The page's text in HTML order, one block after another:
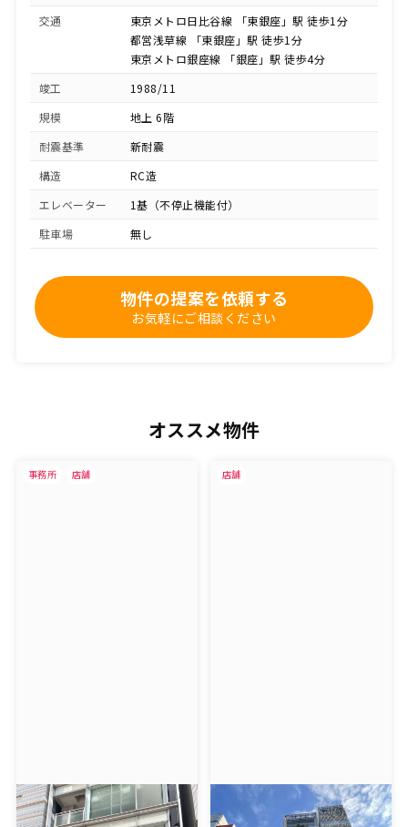
交通
東京メトロ日比谷線 「東銀座」駅 徒歩1分
都営浅草線 「東銀座」駅 徒歩1分
東京メトロ銀座線 「銀座」駅 徒歩4分
竣工
1988/11
規模
地上 6階
耐震基準
新耐震
構造
RC造
エレベーター
1基（不停止機能付）
駐車場
無し
物件の提案を依頼する
お気軽にご相談ください
オススメ物件
事務所 店舗 店舗